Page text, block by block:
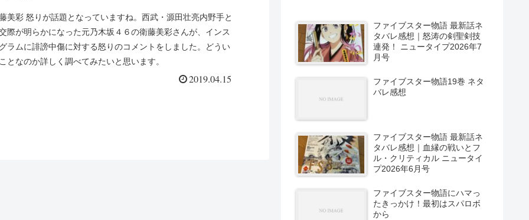
美彩 怒りが話題となっていますね。西武・ 源田壮亮内野手と
際が明らかになった元乃木坂４６の衛藤美彩さんが、 インス
ラムに誹謗中傷に対する怒りのコメントをしました。どうい
となのか詳しく調べてみたいと思います。
2019.04.15
ファイブスター物語 最新話ネ
タバレ感想｜怒涛の剣聖剣技
連発！ ニュータイプ2026年7
月号
ファイブスター物語19巻 ネタ
バレ感想
ファイブスター物語 最新話ネ
タバレ感想｜血縁の戦いとフ
ル・クリティカル ニュータイ
プ2026年6月号
ファイブスター物語にハマっ
たきっかけ！最初はスパロボ
から